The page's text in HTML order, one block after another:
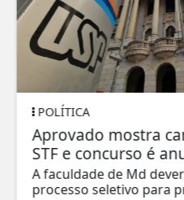
POLÍTICA
Aprovado mostra
STF e concurso é
A faculdade de Md
processo seletivo para